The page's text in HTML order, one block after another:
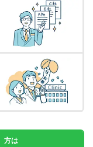
方は